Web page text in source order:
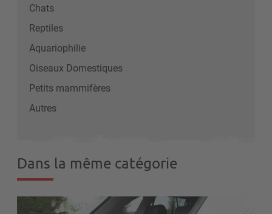
Chats
Reptiles
Aquariophilie
Oiseaux Domestiques
Petits mammifères
Autres
Dans la même catégorie